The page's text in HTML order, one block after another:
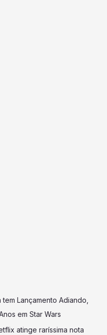
Lançamento Adiando,
em Star Wars
atinge raríssima nota